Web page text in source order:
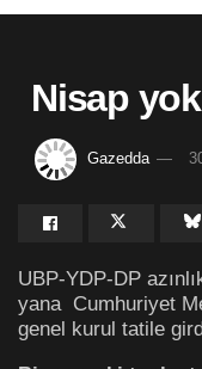
Nisap
Gazedda
UBP-YDP-DP
yana Cumhuriyet
genel kurul tatile